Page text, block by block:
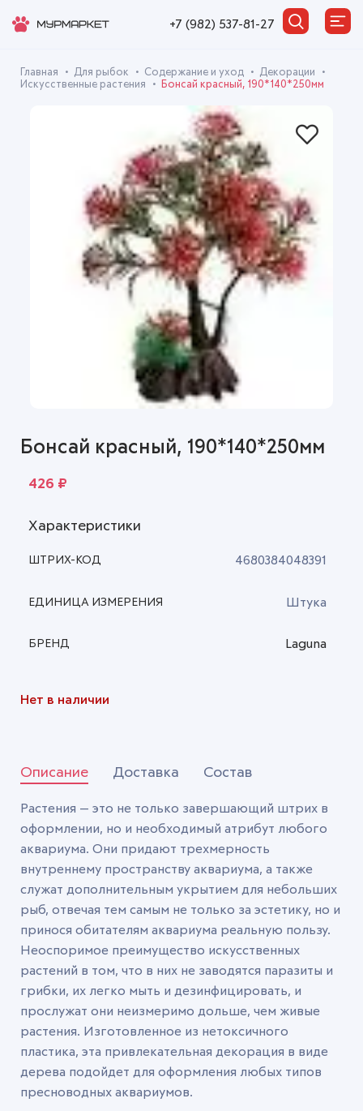
+7 (982) 537-81-27
Главная Для рыбок Содержание и уход
Декорации
Искусственные растения
Бонсай красный, 190*140*250мм
Бонсай красный, 190*140*250мм
426 ₽
Характеристики
ШТРИХ-КОД 4680384048391
ЕДИНИЦА ИЗМЕРЕНИЯ Штука
БРЕНД Laguna
Нет в наличии
Описание Доставка Состав
Растения — это не только завершающий штрих в
оформлении, но и необходимый атрибут любого
аквариума. Они придают трехмерность
внутреннему пространству аквариума, а также
служат дополнительным укрытием для небольших
рыб, отвечая тем самым не только за эстетику, но и
принося обитателям аквариума реальную пользу.
Неоспоримое преимущество искусственных
растений в том, что в них не заводятся паразиты и
грибки, их легко мыть и дезинфицировать, и
прослужат они неизмеримо дольше, чем живые
растения. Изготовленное из нетоксичного
пластика, эта привлекательная декорация в виде
дерева подойдет для оформления любых типов
пресноводных аквариумов.